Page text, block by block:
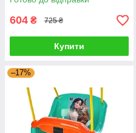
604 ₴ 725 ₴
Купити
–17%